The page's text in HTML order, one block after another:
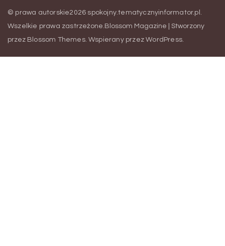
© prawa autorskie2026 spokojny.tematycznyinformator.pl .
Wszelkie prawa zastrzeżone.Blossom Magazine | Stworzony
przez Blossom Themes. Wspierany przezWordPress.